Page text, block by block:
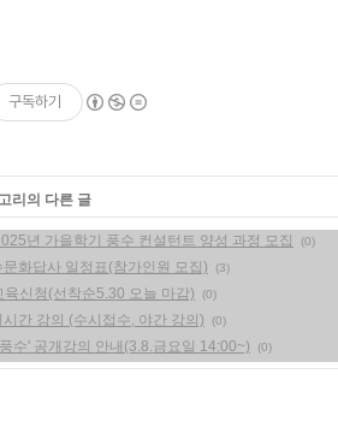
구독하기
리의 다른 글
년 가을학기 풍수 컨설턴트 양성 과정 모집 (0)
화답사 일정표(참가인원 모집) (3)
신청(선착순5.30 오늘 마감) (0)
간 강의 (수시접수, 야간 강의) (0)
수' 공개강의 안내(3.8.금요일 14:00~) (0)